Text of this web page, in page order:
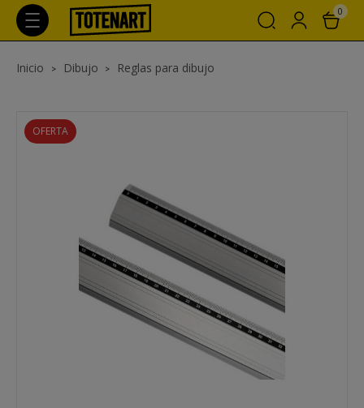
0
Inicio Dibujo Reglas para dibujo
OFERTA